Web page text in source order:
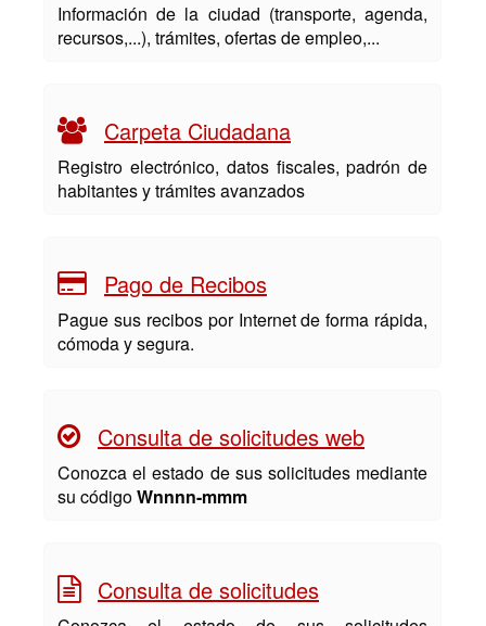
Información de la ciudad (transporte, agenda,
recursos,...), trámites, ofertas de empleo,...
Carpeta Ciudadana
Registro electrónico, datos fiscales, padrón de
habitantes y trámites avanzados
Pago de Recibos
Pague sus recibos por Internet de forma rápida,
cómoda y segura.
Consulta de solicitudes web
Conozca el estado de sus solicitudes mediante
su códigoWnnnn-mmm
Consulta de solicitudes